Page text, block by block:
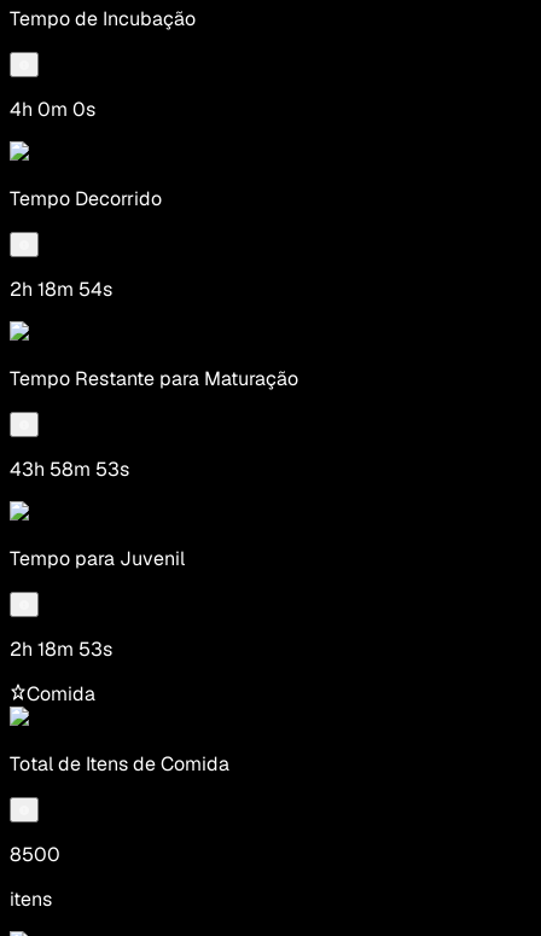
Tempo de Incubação
4h 0m 0s
Tempo Decorrido
2h 18m 54s
Tempo Restante para Maturação
43h 58m 53s
Tempo para Juvenil
2h 18m 53s
Comida
Total de Itens de Comida
8500
itens